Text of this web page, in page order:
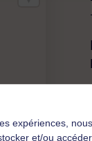
expériences,
et/ou